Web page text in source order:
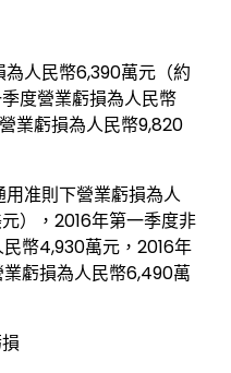
人民幣6,390萬元（約
度營業虧損為人民幣
業虧損為人民幣9,820
准則下營業虧損為人
），2016年第一季度非
幣4,930萬元，2016年
虧損為人民幣6,490萬